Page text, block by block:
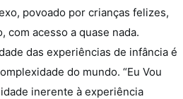
povoado por crianças felizes,
com acesso a quase nada.
das experiências de infância é
do mundo. “Eu Vou
inerente à experiência